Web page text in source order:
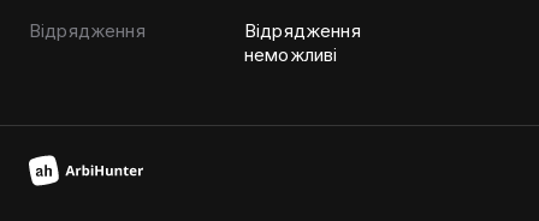
Відрядження
Відрядження
неможливі